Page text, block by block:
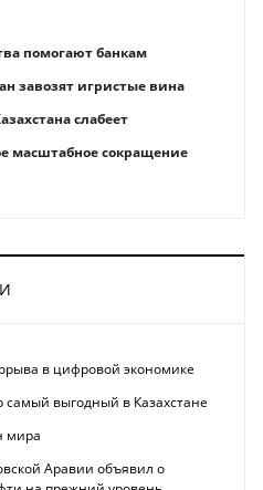
помогают банкам
завозят игристые вина
слабеет
масштабное сокращение
в цифровой экономике
самый выгодный в Казахстане
мира
Аравии объявил о